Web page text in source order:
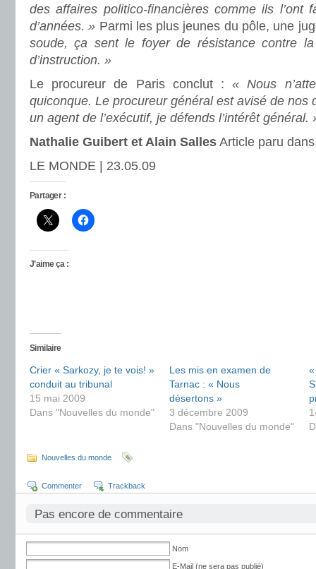
des affaires politico-financières comme ils l’ont
d’années. » Parmi les plus jeunes du pôle, une
soude, ça sent le foyer de résistance contre
d’instruction. »
Le procureur de Paris conclut :« Nous
quiconque. Le procureur général est avisé de nos
un agent de l’exécutif, je défends l’intérêt général.
Nathalie Guibert et Alain Salles Article paru
LE MONDE | 23.05.09
Partager :
J’aime ça :
Similaire
Crier « Sarkozy, je te vois! »
conduit au tribunal
15 mai 2009
Dans "Nouvelles du monde"
Les mis en examen de
Tarnac : « Nous
désertons »
3 décembre 2009
Dans "Nouvelles du monde"
Nouvelles du monde
Commenter Trackback
Pas encore de commentaire
Nom
E-Mail (ne sera pas publié)